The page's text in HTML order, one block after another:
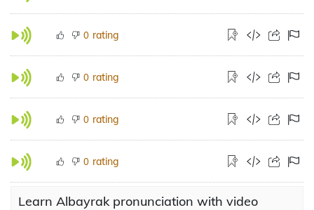
0 rating
0 rating
0 rating
0 rating
Learn Albayrak pronunciation with video